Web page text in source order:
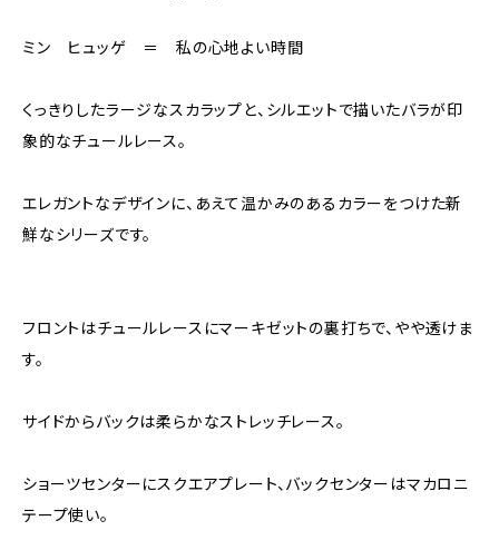
ミン ヒュッゲ ＝ 私の心地よい時間
くっきりしたラージなスカラップと、シルエットで描いたバラが印
象的なチュールレース。
エレガントなデザインに、あえて温かみのあるカラーをつけた新
鮮なシリーズです。
フロントはチュールレースにマーキゼットの裏打ちで、やや透けま
す。
サイドからバックは柔らかなストレッチレース。
ショーツセンターにスクエアプレート、バックセンターはマカロニ
テープ使い。